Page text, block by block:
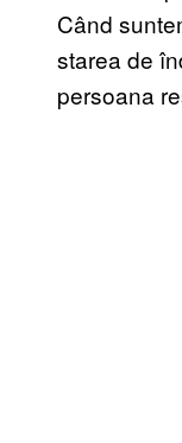
Când
starea de
persoana